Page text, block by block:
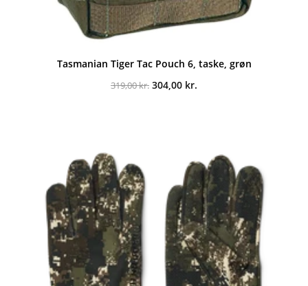
Tasmanian Tiger Tac Pouch 6, taske, grøn
319,00kr. Den
304,00 kr.